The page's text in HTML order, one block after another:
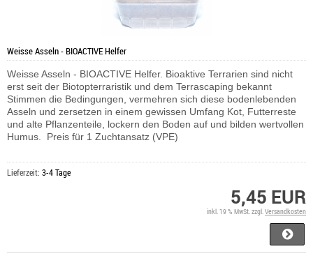
Weisse Asseln - BIOACTIVE Helfer
Weisse Asseln - BIOACTIVE Helfer. Bioaktive Terrarien sind nicht
erst seit der Biotopterraristik und dem Terrascaping bekannt
Stimmen die Bedingungen, vermehren sich diese bodenlebenden
Asseln und zersetzen in einem gewissen Umfang Kot, Futterreste
und alte Pflanzenteile, lockern den Boden auf und bilden wertvollen
Humus. Preis für 1 Zuchtansatz (VPE)
Lieferzeit: 3-4 Tage
5,45 EUR
inkl. 19 % MwSt. zzgl.Versandkosten